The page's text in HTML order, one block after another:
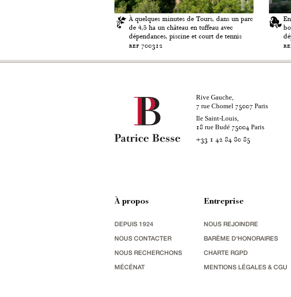
À quelques minutes de Tours, dans un parc
de 4,5 ha un château en tuffeau avec
dépendances, piscine et court de tennis
ref 700312
Rive Gauche,
7 rue Chomel 75007 Paris
Ile Saint-Louis,
18 rue Budé 75004 Paris
+33 1 42 84 80 85
À propos
DEPUIS 1924
NOUS CONTACTER
NOUS RECHERCHONS
MÉCÉNAT
Entreprise
NOUS REJOINDRE
BARÈME D'HONORAIRES
CHARTE RGPD
MENTIONS LÉGALES & CGU